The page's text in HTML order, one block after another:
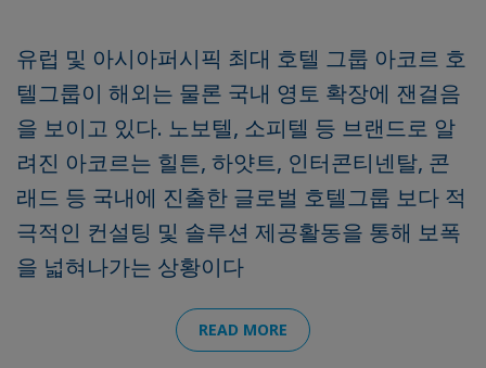
유럽 및 아시아퍼시픽 최대 호텔 그룹 아코르 호
텔그룹이 해외는 물론 국내 영토 확장에 잰걸음
을 보이고 있다. 노보텔, 소피텔 등 브랜드로 알
려진 아코르는 힐튼, 하얏트, 인터콘티넨탈, 콘
래드 등 국내에 진출한 글로벌 호텔그룹 보다 적
극적인 컨설팅 및 솔루션 제공활동을 통해 보폭
을 넓혀나가는 상황이다
READ MORE